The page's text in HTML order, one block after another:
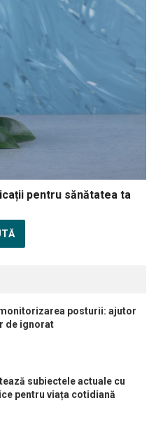
pentru sănătatea ta
posturii: ajutor
de ignorat
subiectele actuale cu
pentru viața cotidiană